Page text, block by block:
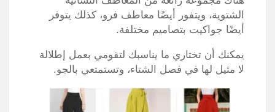
الشتوية، ويتفور أيضًا معاطف فرو، كذلك يتوفر
أيضًا جواكيت بتصاميم مختلفة.
يمكنك أن تختاري ما يناسبك لتقومي بعمل إطلالة
لا مثيل لها في فصل الشتاء، وتستمتعي بالجو.